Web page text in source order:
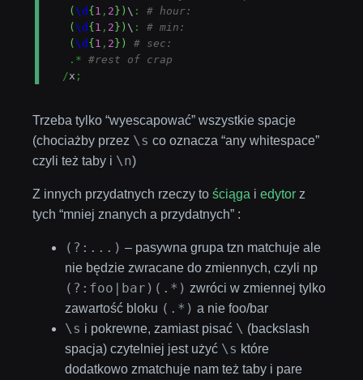
(\d {1 , 2} )\ :
# hour:
(\d {1 , 2} )\ :
# min:
(\d {1 , 2} )
# sec:
.*
#rest of crap
/x ;
Trzeba tylko “wyescapować” wszystkie spacje
(chociażby przez \s co oznacza “any whitespace”
czyli też taby i \n)
Z innych przydatnych rzeczy to ściąga i edytor z
tych “mniej znanych a przydatnych” :
(?:...) – pasywna grupa tzn matchuje ale
nie będzie zwracane do zmiennych, czyli np
(?:foo|bar)(.*) zwróci w zmiennej tylko
zawartość bloku (.*) a nie foo/bar
\s i pokrewne, zamiast pisać \ (backslash
spacja) czytelniej jest użyć \s które
dodatkowo zmatchuje nam też taby i pare